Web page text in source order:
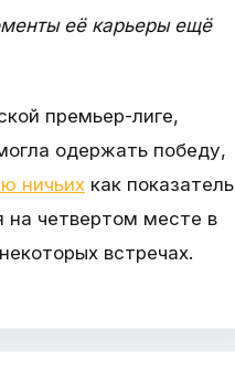
её карьеры ещё
премьер-лиге,
одержать победу,
ничьих как показатель
на четвертом месте в
встречах.